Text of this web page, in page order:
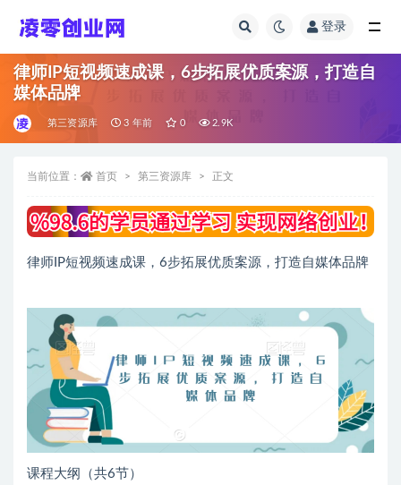
登录
律师IP短视频速成课，6步拓展优质案源，打造自
媒体品牌
第三资源库 3 年前 0 2.9K
当前位置： 首页 第三资源库 正文
律师IP短视频速成课，6步拓展优质案源，打造自媒体品牌
课程大纲（共6节）